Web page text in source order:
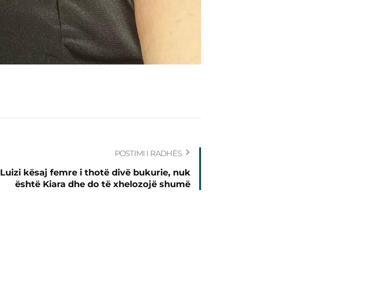
POSTIMI I RADHËS
Luizi kësaj femre i thotë divë bukurie, nuk
është Kiara dhe do të xhelozojë shumë